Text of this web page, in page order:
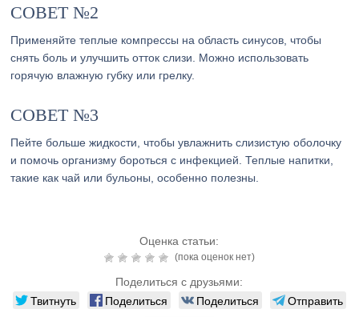
СОВЕТ №2
Применяйте теплые компрессы на область синусов, чтобы
снять боль и улучшить отток слизи. Можно использовать
горячую влажную губку или грелку.
СОВЕТ №3
Пейте больше жидкости, чтобы увлажнить слизистую оболочку
и помочь организму бороться с инфекцией. Теплые напитки,
такие как чай или бульоны, особенно полезны.
Оценка статьи:
(пока оценок нет)
Поделиться с друзьями:
Твитнуть Поделиться Поделиться
Отправить